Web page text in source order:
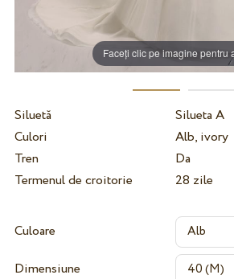
Faceți clic pe imagine pentru
Siluetă
Silueta A
Culori
Alb, ivory
Tren
Da
Termenul de croitorie
28 zile
Culoare
Dimensiune